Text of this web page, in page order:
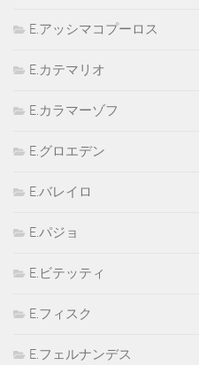
E.アッシマコプーロス
E.カテマリオ
E.カラマーゾフ
E.グロエデン
E.バレイロ
E.パジョ
E.ビテッティ
E.フィスク
E.フェルナンデス